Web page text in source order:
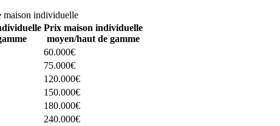
maison individuelle
Prix maison individuelle
moyen/haut de gamme
60.000€
75.000€
120.000€
150.000€
180.000€
240.000€